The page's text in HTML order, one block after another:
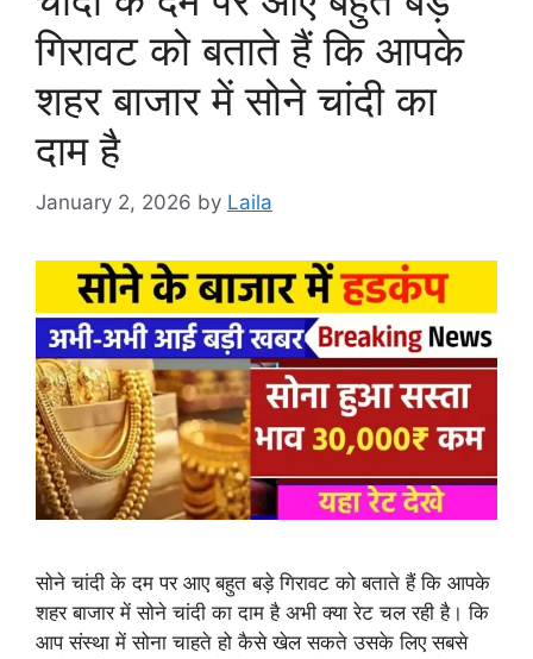
गिरावट को बताते हैं कि आपके
शहर बाजार में सोने चांदी का
दाम है
January 2, 2026 by Laila
सोने चांदी के दम पर आए बहुत बड़े गिरावट को बताते हैं कि आपके
शहर बाजार में सोने चांदी का दाम है अभी क्या रेट चल रही है। कि
आप संस्था में सोना चाहते हो कैसे खेल सकते उसके लिए सबसे